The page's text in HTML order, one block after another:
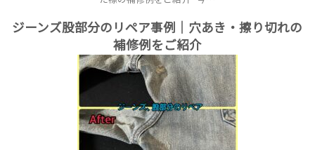
ジーンズ股部分のリペア事例｜穴あき・擦り切れの
補修例をご紹介